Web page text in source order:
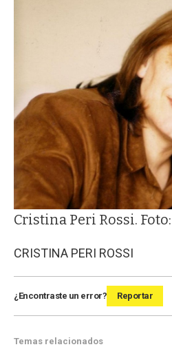
Cristina Peri Rossi.
CRISTINA PERI ROSSI
¿Encontraste un error? Reportar
Temas relacionados